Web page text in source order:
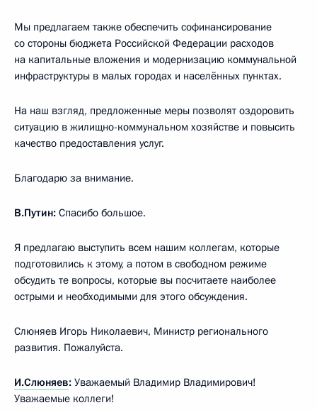
Мы предлагаем также обеспечить софинансирование
со стороны бюджета Российской Федерации расходов
на капитальные вложения и модернизацию коммунальной
инфраструктуры в малых городах и населённых пунктах.
На наш взгляд, предложенные меры позволят оздоровить
ситуацию в жилищно-коммунальном хозяйстве и повысить
качество предоставления услуг.
Благодарю за внимание.
В.Путин: Спасибо большое.
Я предлагаю выступить всем нашим коллегам, которые
подготовились к этому, а потом в свободном режиме
обсудить те вопросы, которые вы посчитаете наиболее
острыми и необходимыми для этого обсуждения.
Слюняев Игорь Николаевич, Министр регионального
развития. Пожалуйста.
И.Слюняев: Уважаемый Владимир Владимирович!
Уважаемые коллеги!